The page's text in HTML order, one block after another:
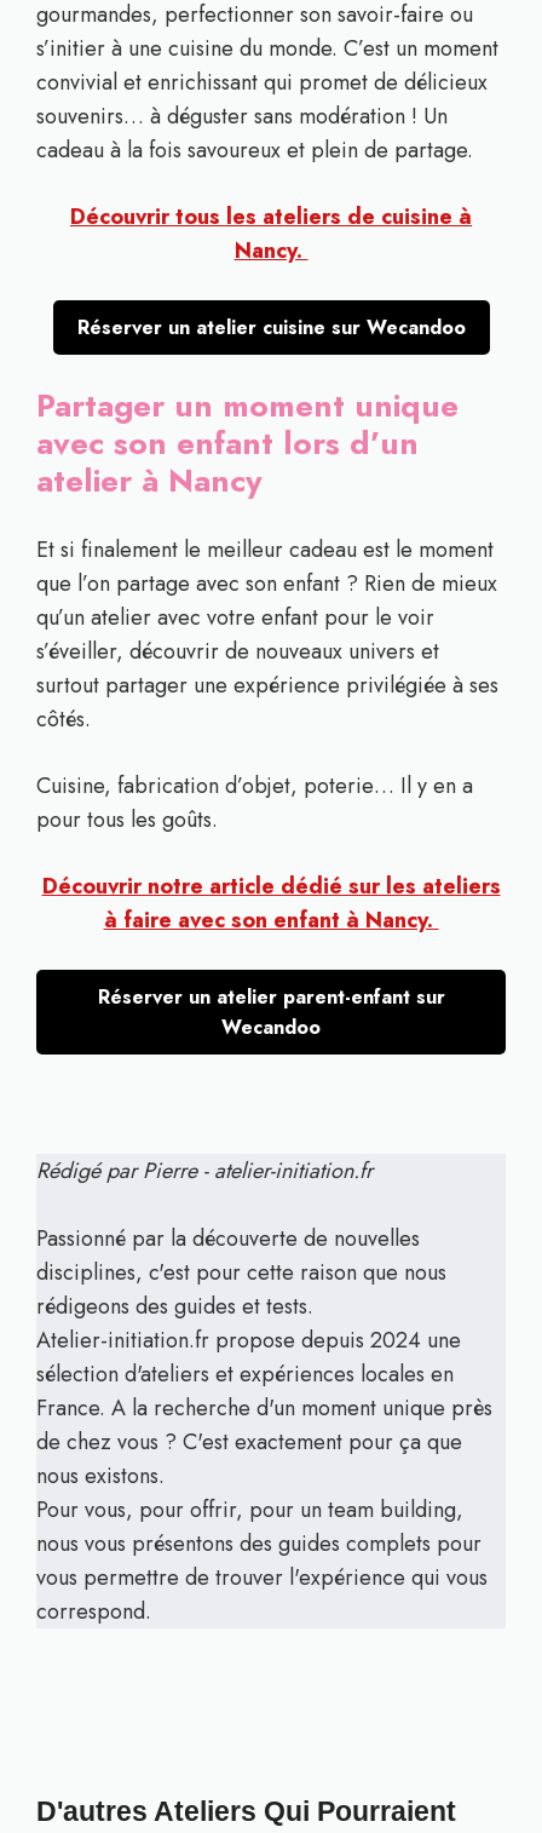
gourmandes, perfectionner son savoir-faire ou
s’initier à une cuisine du monde. C’est un moment
convivial et enrichissant qui promet de délicieux
souvenirs… à déguster sans modération ! Un
cadeau à la fois savoureux et plein de partage.
Découvrir tous les ateliers de cuisine à
Nancy.
Réserver un atelier cuisine sur Wecandoo
Partager un moment unique
avec son enfant lors d’un
atelier à Nancy
Et si finalement le meilleur cadeau est le moment
que l’on partage avec son enfant ? Rien de mieux
qu’un atelier avec votre enfant pour le voir
s’éveiller, découvrir de nouveaux univers et
surtout partager une expérience privilégiée à ses
côtés.
Cuisine, fabrication d’objet, poterie… Il y en a
pour tous les goûts.
Découvrir notre article dédié sur les ateliers
à faire avec son enfant à Nancy.
Réserver un atelier parent-enfant sur
Wecandoo
Rédigé par Pierre - atelier-initiation.fr
Passionné par la découverte de nouvelles
disciplines, c'est pour cette raison que nous
rédigeons des guides et tests.
Atelier-initiation.fr propose depuis 2024 une
sélection d'ateliers et expériences locales en
France. A la recherche d'un moment unique près
de chez vous ? C'est exactement pour ça que
nous existons.
Pour vous, pour offrir, pour un team building,
nous vous présentons des guides complets pour
vous permettre de trouver l'expérience qui vous
correspond.
D'autres Ateliers Qui Pourraient